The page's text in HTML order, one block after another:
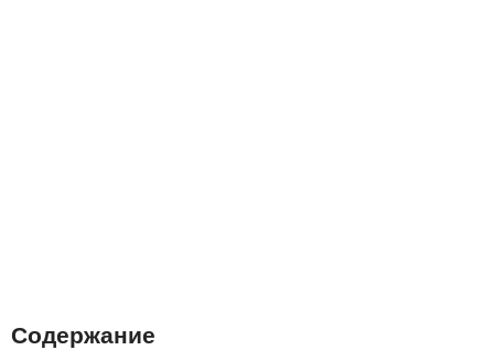
Содержание